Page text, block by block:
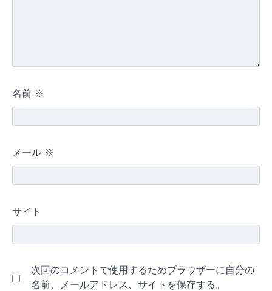
名前 ※
メール ※
サイト
次回のコメントで使用するためブラウザーに自分の
名前、メールアドレス、サイトを保存する。